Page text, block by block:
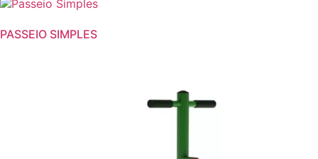
PASSEIO SIMPLES